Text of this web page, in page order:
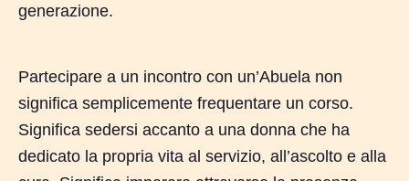
generazione.
Partecipare a un incontro con un’Abuela non
significa semplicemente frequentare un corso.
Significa sedersi accanto a una donna che ha
dedicato la propria vita al servizio, all’ascolto e alla